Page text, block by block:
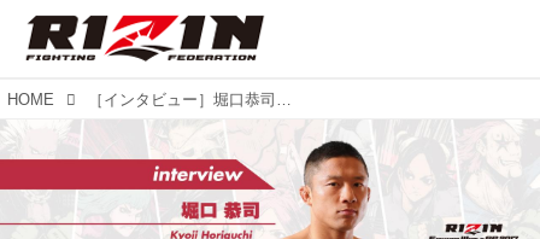
HOME ［インタビュー］堀口恭司、「所さんは日本の格闘技界のレジェンドなんで、まあ潰しにいこうかなと」